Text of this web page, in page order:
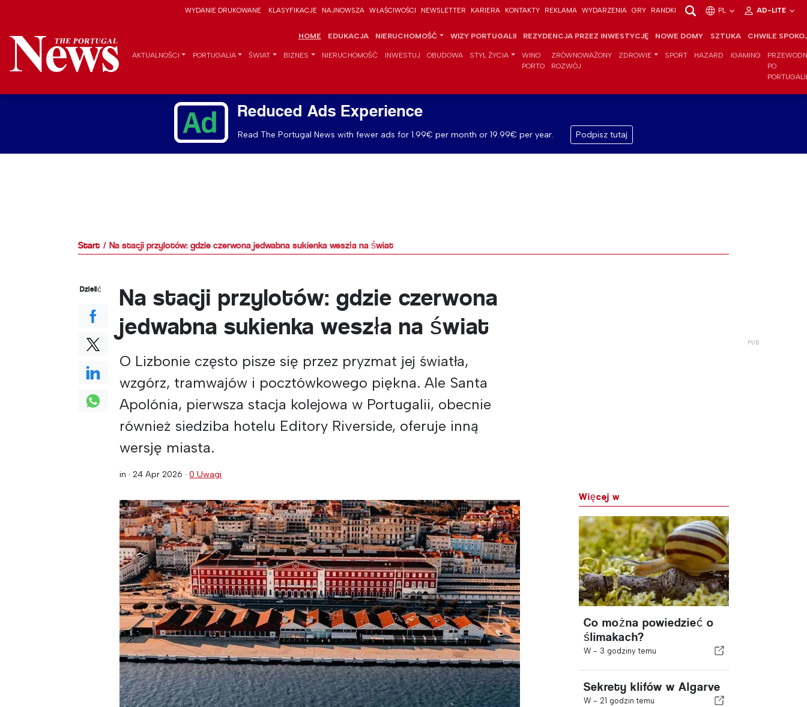
WYDANIE DRUKOWANE KLASYFIKACJE NAJNOWSZA WŁAŚCIWOŚCI NEWSLETTER KARIERA KONTAKTY REKLAMA WYDARZENIA GRY RANDKI PL AD-LITE
HOME EDUKACJA NIERUCHOMOŚĆ WIZY PORTUGALII REZYDENCJA PRZEZ INWESTYCJĘ NOWE DOMY SZTUKA CHWILE
AKTUALNOŚCI PORTUGALIA ŚWIAT BIZNES NIERUCHOMOŚĆ INWESTUJ OBUDOWA STYL ŻYCIA
WINO
PORTO
ZRÓWNOWAŻONY
ROZWÓJ
ZDROWIE SPORT HAZARD IGAMING
PO
PORTUGALII
Reduced Ads Experience
Read The Portugal News with fewer ads for 1.99€ per month or 19.99€ per year. Podpisz tutaj
Start Na stacji przylotów: gdzie czerwona jedwabna sukienka weszła na świat
Na stacji przylotów: gdzie czerwona
jedwabna sukienka weszła na świat
O Lizbonie często pisze się przez pryzmat jej światła,
wzgórz, tramwajów i pocztówkowego piękna. Ale Santa
Apolónia, pierwsza stacja kolejowa w Portugalii, obecnie
również siedziba hotelu Editory Riverside, oferuje inną
wersję miasta.
in ·24 Apr 2026 ·0 Uwagi
Dzielić
Więcej w
Co można powiedzieć o
ślimakach?
W - 3 godziny temu
Sekrety klifów w Algarve
W - 21 godzin temu